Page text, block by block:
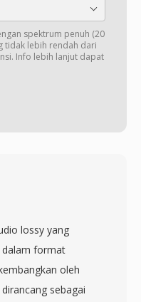
spektrum penuh (20
tidak lebih rendah dari
Info lebih lanjut dapat
lossy yang
dalam format
oleh
sebagai